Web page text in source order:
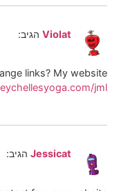
Violat הגיב:
links? My website
jml
Jessicat הגיב: